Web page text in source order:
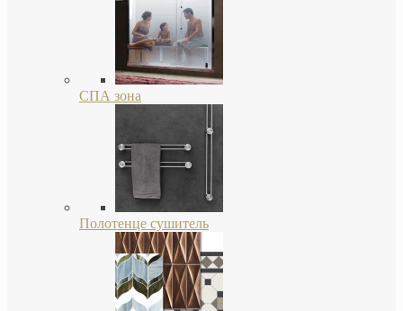
СПА зона
Полотенце сушитель